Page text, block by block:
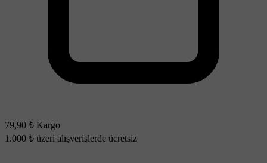
79,90 ₺ Kargo
1.000 ₺ üzeri alışverişlerde ücretsiz